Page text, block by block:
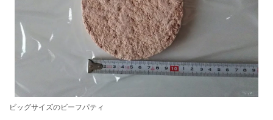
ビッグサイズのビーフパティ